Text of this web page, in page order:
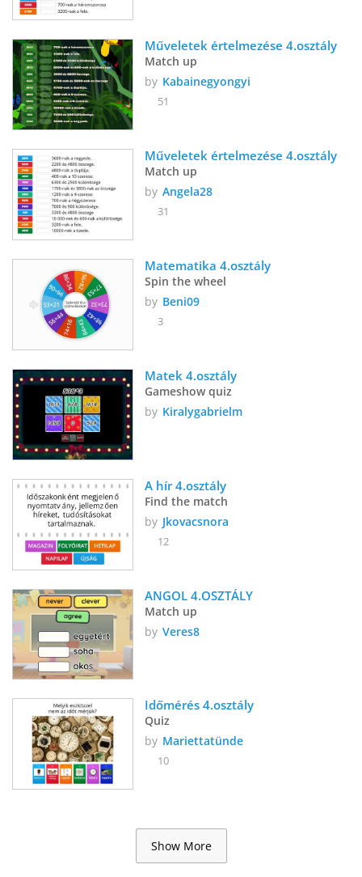
Műveletek értelmezése 4.osztály
Match up
by Kabainegyongyi
51
Match up
by Angela28
31
Matematika 4.osztály
Spin the wheel
by Beni09
3
Matek 4.osztály
Gameshow quiz
by Kiralygabrielm
A hír 4.osztály
Find the match
by Jkovacsnora
12
ANGOL 4.OSZTÁLY
Match up
by Veres8
Quiz
by Mariettatünde
10
Show More